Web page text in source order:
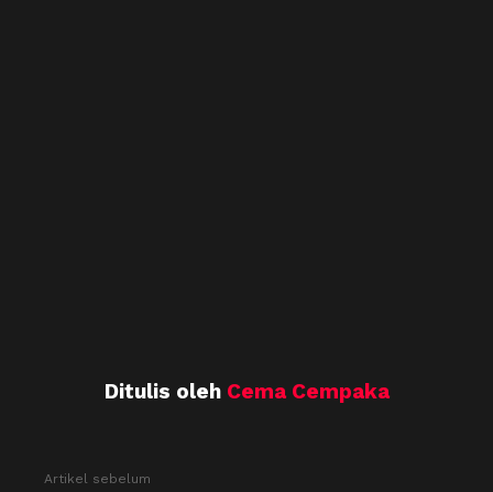
Ditulis oleh Cema Cempaka
Artikel sebelum